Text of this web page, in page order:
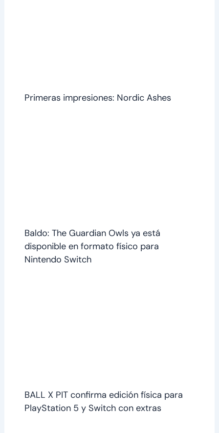
Primeras impresiones: Nordic Ashes
Baldo: The Guardian Owls ya está
disponible en formato físico para
Nintendo Switch
BALL X PIT confirma edición física para
PlayStation 5 y Switch con extras